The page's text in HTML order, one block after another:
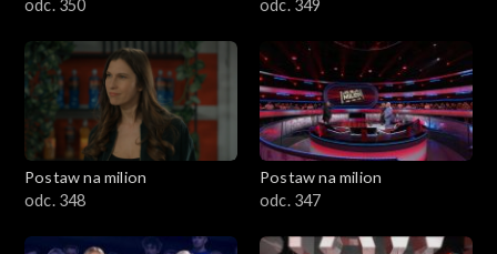
odc. 350
odc. 349
Postaw na milion
odc. 348
Postaw na milion
odc. 347